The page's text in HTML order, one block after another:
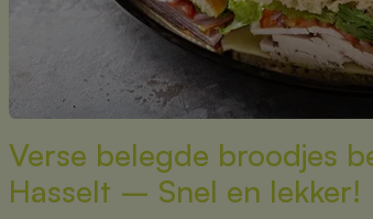
Verse belegde broodjes
Hasselt – Snel en lekker!